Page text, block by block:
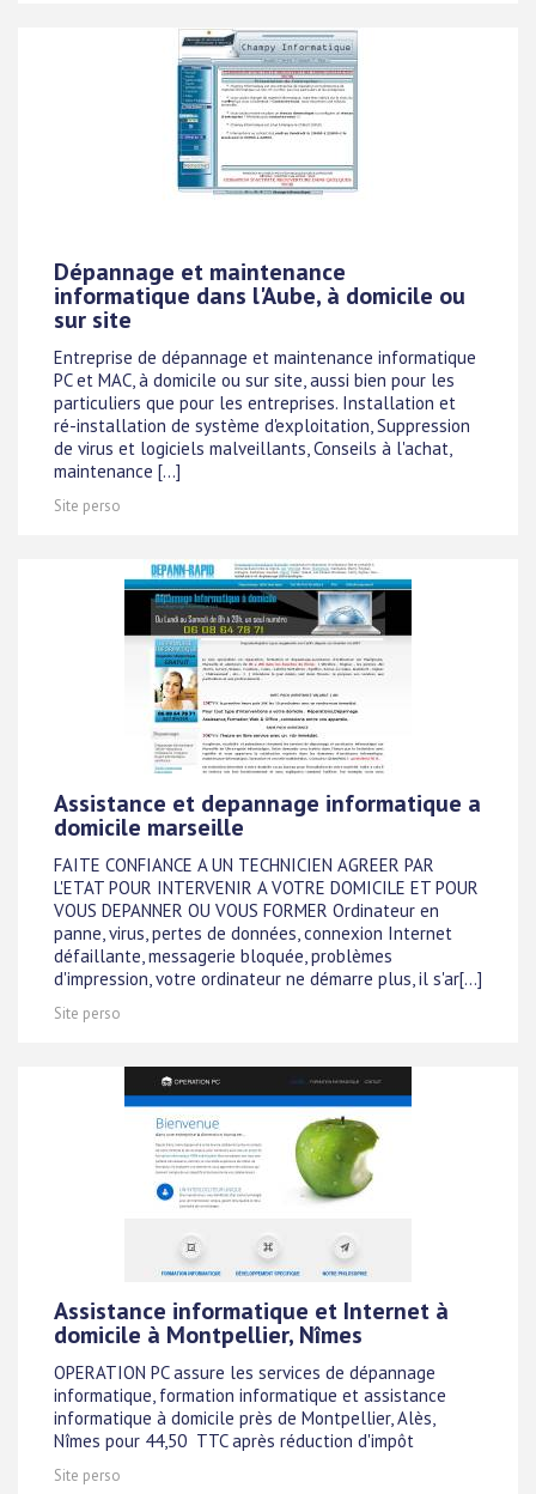
Dépannage et maintenance
informatique dans l'Aube, à domicile ou
sur site
Entreprise de dépannage et maintenance informatique
PC et MAC, à domicile ou sur site, aussi bien pour les
particuliers que pour les entreprises. Installation et
ré-installation de système d'exploitation, Suppression
de virus et logiciels malveillants, Conseils à l'achat,
maintenance [...]
Site perso
Assistance et depannage informatique a
domicile marseille
FAITE CONFIANCE A UN TECHNICIEN AGREER PAR
L'ETAT POUR INTERVENIR A VOTRE DOMICILE ET POUR
VOUS DEPANNER OU VOUS FORMER Ordinateur en
panne, virus, pertes de données, connexion Internet
défaillante, messagerie bloquée, problèmes
d'impression, votre ordinateur ne démarre plus, il s'ar[...]
Site perso
Assistance informatique et Internet à
domicile à Montpellier, Nîmes
OPERATION PC assure les services de dépannage
informatique, formation informatique et assistance
informatique à domicile près de Montpellier, Alès,
Nîmes pour 44,50  TTC après réduction d'impôt
Site perso